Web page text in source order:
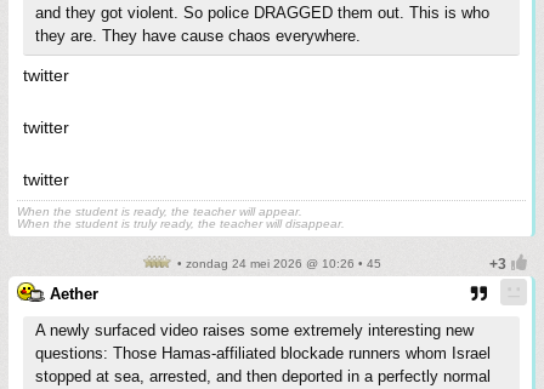
and they got violent. So police DRAGGED them out. This is who
they are. They have cause chaos everywhere.
twitter
twitter
twitter
When the student is ready, the teacher will appear.
When the student is truly ready, the teacher will disappear.
• zondag 24 mei 2026 @ 10:26 • 45
Aether
A newly surfaced video raises some extremely interesting new
questions: Those Hamas-affiliated blockade runners whom Israel
stopped at sea, arrested, and then deported in a perfectly normal